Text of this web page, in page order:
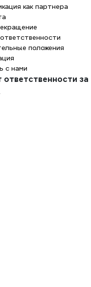
как партнера
положения
с нами
ответственности за